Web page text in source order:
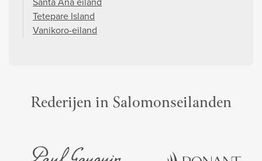
Tetepare Island
Vanikoro-eiland
Rederijen in Salomonseilanden